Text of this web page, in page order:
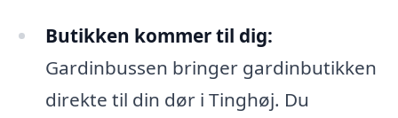
Butikken kommer til dig:
Gardinbussen bringer gardinbutikken
direkte til din dør i Tinghøj. Du